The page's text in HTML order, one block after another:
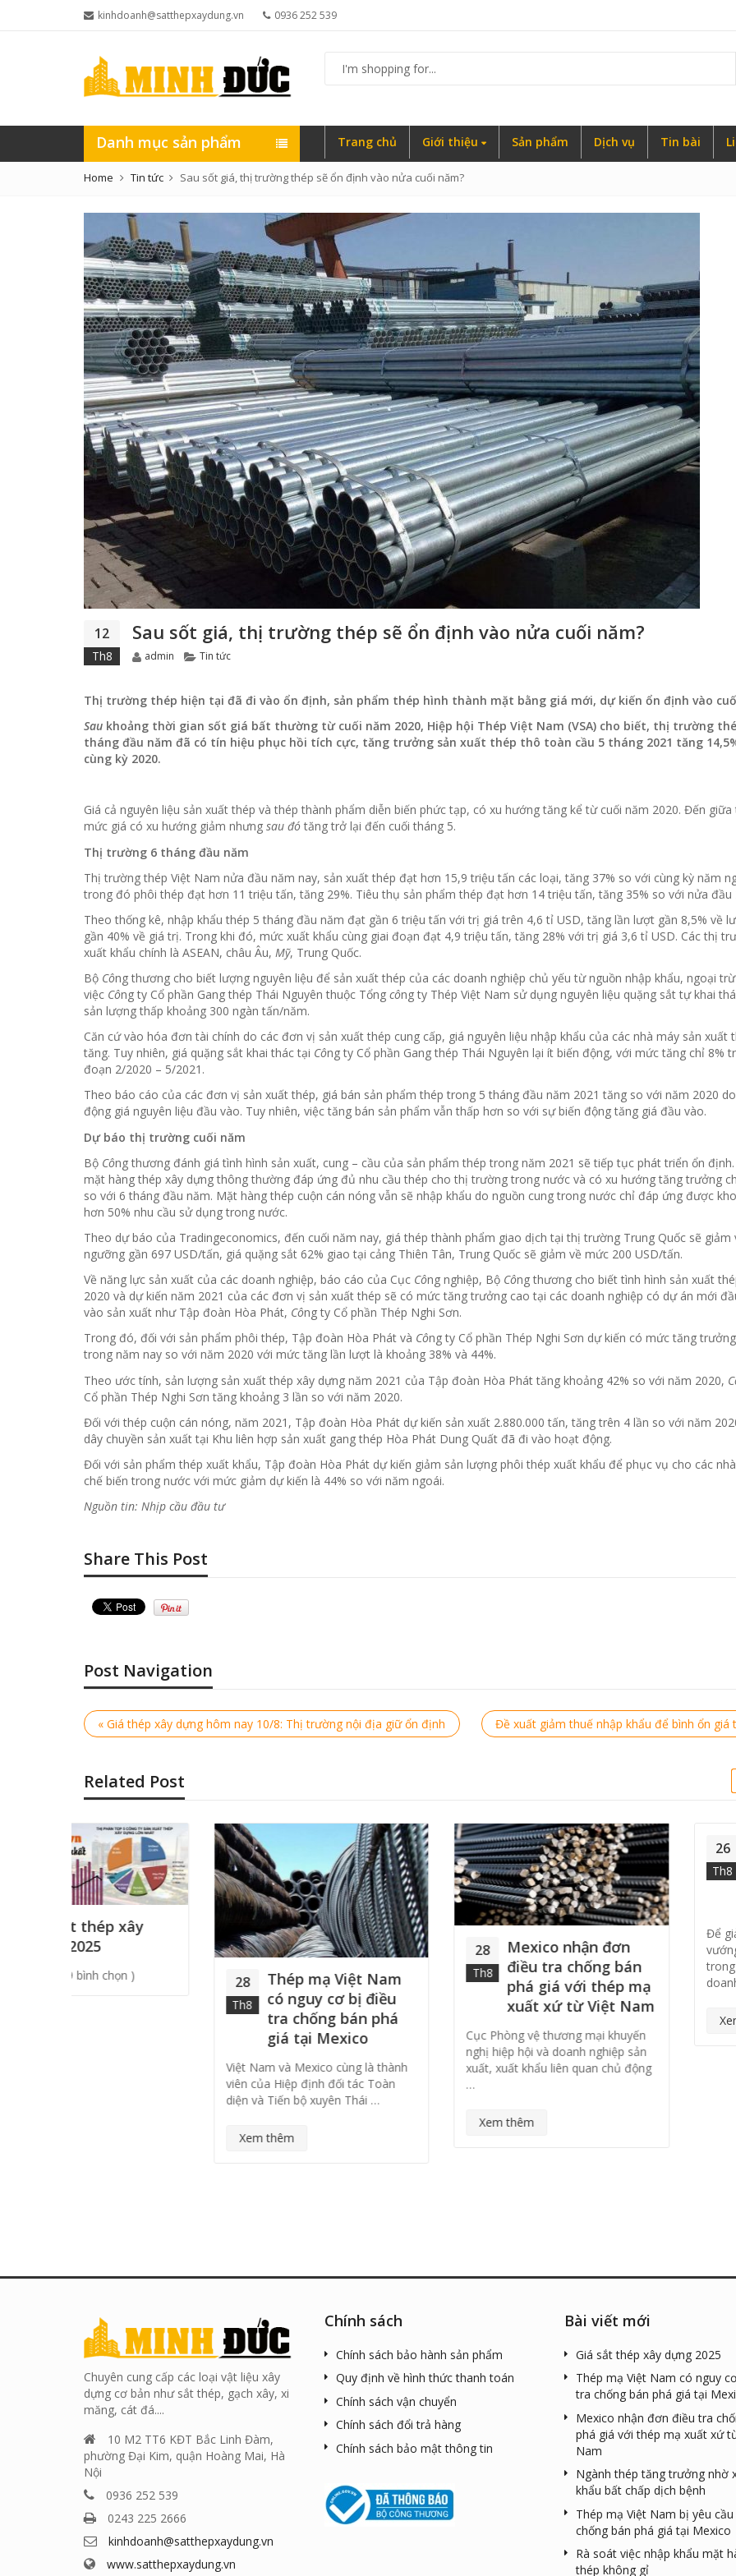
kinhdoanh@satthepxaydung.vn 0936 252 539
shopping
Danh mục sản phẩm Trang chủ Giới thiệu Sản phẩm Dịch vụ Tin bài
Home Tin tức Sau sốt giá, thị trường thép sẽ ổn định vào nửa cuối năm?
12
Th8
Sau sốt giá, thị trường thép sẽ ổn định vào nửa cuối năm?
Author
admin Categories
Tin tức
Thị trường thép hiện tại đã đi vào ổn định, sản phẩm thép hình thành mặt bằng giá mới, dự kiến ổn định vào
Sau khoảng thời gian sốt giá bất thường từ cuối năm 2020, Hiệp hội Thép Việt Nam (VSA) cho biết, thị trường
tháng đầu năm đã có tín hiệu phục hồi tích cực, tăng trưởng sản xuất thép thô toàn cầu 5 tháng 2021 tăng
cùng kỳ 2020.
Giá cả nguyên liệu sản xuất thép và thép thành phẩm diễn biến phức tạp, có xu hướng tăng kể từ cuối năm 2020. Đến giữa
mức giá có xu hướng giảm nhưng sau đótăng trở lại đến cuối tháng 5.
Thị trường 6 tháng đầu năm
Thị trường thép Việt Nam nửa đầu năm nay, sản xuất thép đạt hơn 15,9 triệu tấn các loại, tăng 37% so với cùng kỳ năm
trong đó phôi thép đạt hơn 11 triệu tấn, tăng 29%. Tiêu thụ sản phẩm thép đạt hơn 14 triệu tấn, tăng 35% so với nửa đầu
Theo thống kê, nhập khẩu thép 5 tháng đầu năm đạt gần 6 triệu tấn với trị giá trên 4,6 tỉ USD, tăng lần lượt gần 8,5% về
gần 40% về giá trị. Trong khi đó, mức xuất khẩu cùng giai đoạn đạt 4,9 triệu tấn, tăng 28% với trị giá 3,6 tỉ USD. Các thị
xuất khẩu chính là ASEAN, châu Âu, Mỹ, Trung Quốc.
Bộ Công thương cho biết lượng nguyên liệu để sản xuất thép của các doanh nghiệp chủ yếu từ nguồn nhập khẩu, ngoại trừ
việc Công ty Cổ phần Gang thép Thái Nguyên thuộc Tổng công ty Thép Việt Nam sử dụng nguyên liệu quặng sắt tự khai
sản lượng thấp khoảng 300 ngàn tấn/năm.
Căn cứ vào hóa đơn tài chính do các đơn vị sản xuất thép cung cấp, giá nguyên liệu nhập khẩu của các nhà máy sản xuất
tăng. Tuy nhiên, giá quặng sắt khai thác tại Công ty Cổ phần Gang thép Thái Nguyên lại ít biến động, với mức tăng chỉ 8%
đoạn 2/2020 – 5/2021.
Theo báo cáo của các đơn vị sản xuất thép, giá bán sản phẩm thép trong 5 tháng đầu năm 2021 tăng so với năm 2020
động giá nguyên liệu đầu vào. Tuy nhiên, việc tăng bán sản phẩm vẫn thấp hơn so với sự biến động tăng giá đầu vào.
Dự báo thị trường cuối năm
Bộ Công thương đánh giá tình hình sản xuất, cung – cầu của sản phẩm thép trong năm 2021 sẽ tiếp tục phát triển ổn
mặt hàng thép xây dựng thông thường đáp ứng đủ nhu cầu thép cho thị trường trong nước và có xu hướng tăng trưởng
so với 6 tháng đầu năm. Mặt hàng thép cuộn cán nóng vẫn sẽ nhập khẩu do nguồn cung trong nước chỉ đáp ứng được
hơn 50% nhu cầu sử dụng trong nước.
Theo dự báo của Tradingeconomics, đến cuối năm nay, giá thép thành phẩm giao dịch tại thị trường Trung Quốc sẽ giảm
ngưỡng gần 697 USD/tấn, giá quặng sắt 62% giao tại cảng Thiên Tân, Trung Quốc sẽ giảm về mức 200 USD/tấn.
Về năng lực sản xuất của các doanh nghiệp, báo cáo của Cục Công nghiệp, Bộ Công thương cho biết tình hình sản xuất
2020 và dự kiến năm 2021 của các đơn vị sản xuất thép sẽ có mức tăng trưởng cao tại các doanh nghiệp có dự án mới
vào sản xuất như Tập đoàn Hòa Phát, Công ty Cổ phần Thép Nghi Sơn.
Trong đó, đối với sản phẩm phôi thép, Tập đoàn Hòa Phát và Công ty Cổ phần Thép Nghi Sơn dự kiến có mức tăng
trong năm nay so với năm 2020 với mức tăng lần lượt là khoảng 38% và 44%.
Theo ước tính, sản lượng sản xuất thép xây dựng năm 2021 của Tập đoàn Hòa Phát tăng khoảng 42% so với năm 2020,
Cổ phần Thép Nghi Sơn tăng khoảng 3 lần so với năm 2020.
Đối với thép cuộn cán nóng, năm 2021, Tập đoàn Hòa Phát dự kiến sản xuất 2.880.000 tấn, tăng trên 4 lần so với năm
dây chuyền sản xuất tại Khu liên hợp sản xuất gang thép Hòa Phát Dung Quất đã đi vào hoạt động.
Đối với sản phẩm thép xuất khẩu, Tập đoàn Hòa Phát dự kiến giảm sản lượng phôi thép xuất khẩu để phục vụ cho các
chế biến trong nước với mức giảm dự kiến là 44% so với năm ngoái.
Nguồn tin: Nhịp cầu đầu tư
Share This Post
Post Navigation
« Giá thép xây dựng hôm nay 10/8: Thị trường nội địa giữ ổn định Đề xuất giảm thuế nhập khẩu để bình ổn giá
Related Post
28
Thép mạ Việt Nam
có nguy cơ bị điều
tra chống bán phá
Việt Nam và Mexico cùng là thành
viên của Hiệp định đối tác Toàn
diện và Tiến bộ xuyên Thái …
28
Th8
Mexico nhận đơn
điều tra chống bán
phá giá với thép mạ
xuất xứ từ Việt Nam
Cục Phòng vệ thương mại khuyến
nghị hiệp hội và doanh nghiệp sản
xuất, xuất khẩu liên quan chủ động
…
26
Th8
Ngành thép tăng
trưởng nhờ
khẩu bất chấp
bệnh
Để giải quyết những khó khăn
vướng mắc khiến cho tiêu
trong nước gặp khó khăn, các
doanh …
Chuyên cung cấp các loại vật liệu xây
dựng cơ bản như sắt thép, gạch xây, xi
măng, cát đá....
10 M2 TT6 KĐT Bắc Linh Đàm,
phường Đại Kim, quận Hoàng Mai, Hà
Nội
0936 252 539
0243 225 2666
kinhdoanh@satthepxaydung.vn
www.satthepxaydung.vn
Chính sách
Chính sách bảo hành sản phẩm
Quy định về hình thức thanh toán
Chính sách vận chuyển
Chính sách đổi trả hàng
Chính sách bảo mật thông tin
Bài viết mới
Giá sắt thép xây dựng 2025
Thép mạ Việt Nam có nguy
tra chống bán phá giá tại
Mexico nhận đơn điều tra
phá giá với thép mạ xuất xứ
Nam
Ngành thép tăng trưởng nhờ
khẩu bất chấp dịch bệnh
Thép mạ Việt Nam bị yêu
chống bán phá giá tại Mexico
Rà soát việc nhập khẩu mặt
thép không gỉ